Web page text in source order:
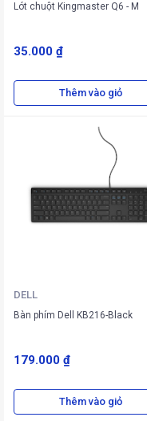
Lót chuột Kingmaster Q6 - M
35.000 ₫
Thêm vào giỏ
DELL
Bàn phím Dell KB216-Black
179.000 ₫
Thêm vào giỏ